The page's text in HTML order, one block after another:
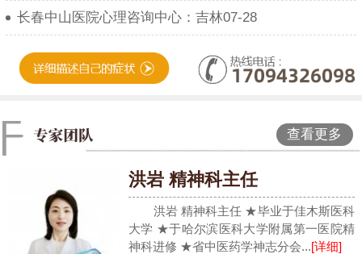
长春中山医院心理咨询中心：吉林07-28
查看更多
洪岩 精神科主任
洪岩 精神科主任 ★毕业于佳木斯医科
大学 ★于哈尔滨医科大学附属第一医院精
神科进修 ★省中医药学神志分会...[详细]